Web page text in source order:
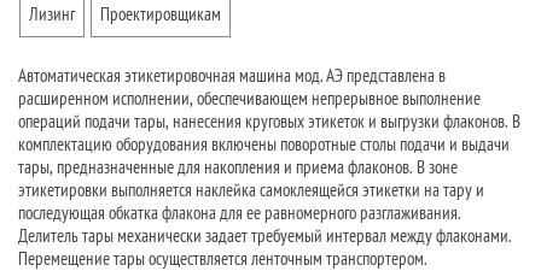
Лизинг Проектировщикам
Автоматическая этикетировочная машина мод. АЭ представлена в
расширенном исполнении, обеспечивающем непрерывное выполнение
операций подачи тары, нанесения круговых этикеток и выгрузки флаконов. В
комплектацию оборудования включены поворотные столы подачи и выдачи
тары, предназначенные для накопления и приема флаконов. В зоне
этикетировки выполняется наклейка самоклеящейся этикетки на тару и
последующая обкатка флакона для ее равномерного разглаживания.
Делитель тары механически задает требуемый интервал между флаконами.
Перемещение тары осуществляется ленточным транспортером.